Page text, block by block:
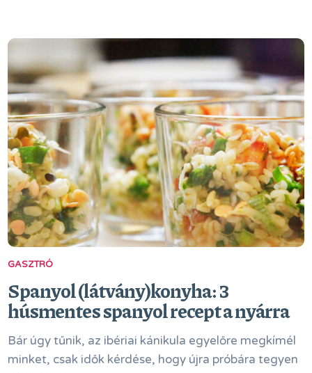
GASZTRÓ
Spanyol (látvány)konyha: 3
húsmentes spanyol recept a nyárra
Bár úgy tűnik, az ibériai kánikula egyelőre megkímél
minket, csak idők kérdése, hogy újra próbára tegyen